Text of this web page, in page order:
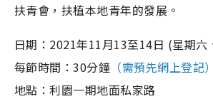
扶青會，扶植本地青年的發展。
日期：2021年11月13至14日 (星期六
每節時間：30分鐘 （需預先網上登記）
地點：利園一期地面私家路